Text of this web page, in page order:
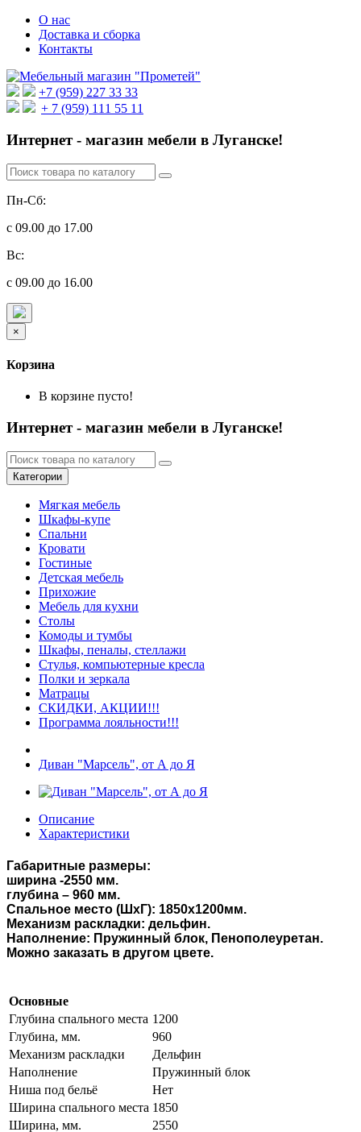
О нас
Доставка и сборка
Контакты
+7 (959) 227 33 33
+ 7 (959) 111 55 11
Интернет - магазин мебели в Луганске!
Пн-Сб:
с 09.00 до 17.00
Вс:
с 09.00 до 16.00
×
Корзина
В корзине пусто!
Интернет - магазин мебели в Луганске!
Категории
Мягкая мебель
Шкафы-купе
Спальни
Кровати
Гостиные
Детская мебель
Прихожие
Мебель для кухни
Столы
Комоды и тумбы
Шкафы, пеналы, стеллажи
Стулья, компьютерные кресла
Полки и зеркала
Матрацы
СКИДКИ, АКЦИИ!!!
Программа лояльности!!!
Диван "Марсель", от А до Я
Описание
Характеристики
Габаритные размеры:
ширина -2550 мм.
глубина – 960 мм.
Спальное место (ШхГ): 1850х1200мм.
Механизм раскладки: дельфин.
Наполнение: Пружинный блок, Пенополеуретан.
Можно заказать в другом цвете.
Основные
Глубина спального места 1200
Глубина, мм.
960
Механизм раскладки
Дельфин
Наполнение
Пружинный блок
Ниша под бельё
Нет
Ширина спального места 1850
Ширина, мм.
2550